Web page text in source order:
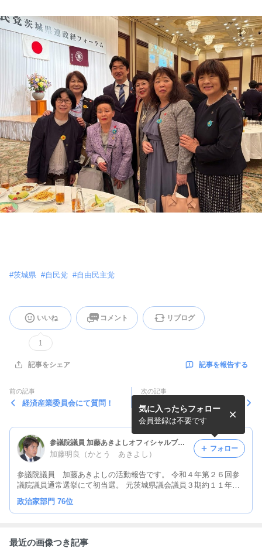
#茨城県 #自民党 #自由民主党
いいね
1
コメント リブログ
記事をシェア 記事を報告する
前の記事
経済産業委員会にて質問！
次の記事
今日も充実した一日でした！
参議院議員 加藤あきよしオフィシャルブログ「未来に安心、未来に夢を。」Powered by Ameba
加藤明良（かとう あきよし）
参議院議員 加藤あきよしの活動報告です。 令和４年第２６回参
議院議員通常選挙にて初当選。 元茨城県議会議員３期約１１年６
ヶ月歴任。 日本と茨城県発展のため、これからも誠心誠意頑張り
ます。
気に入ったらフォロー
会員登録は不要です
フォロー
政治家部門 76位
最近の画像つき記事